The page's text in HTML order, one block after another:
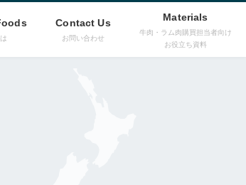
Contact Us
お問い合わせ
Materials
牛肉・ラム肉購買担当者向け
お役立ち資料